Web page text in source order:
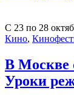
С 23 по 28
Кино,
В Москве
Уроки